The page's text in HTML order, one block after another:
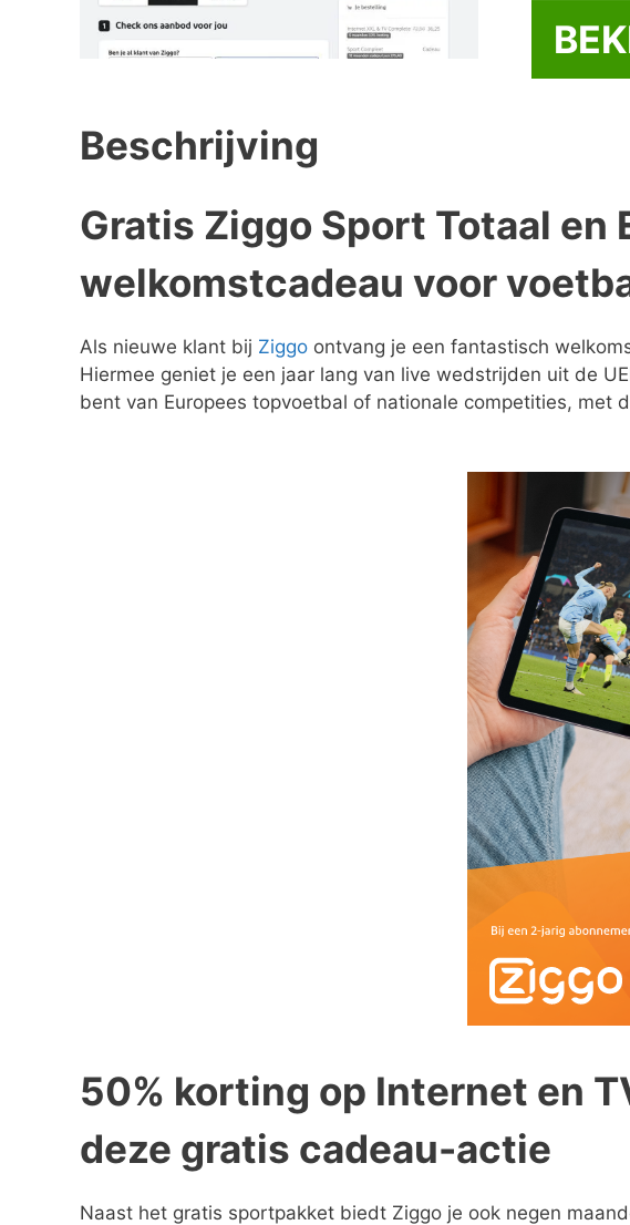
Beschrijving
Gratis Ziggo Sport Totaal en
welkomstcadeau voor
Als nieuwe klant bij Ziggo ontvang je een fantastisch
Hiermee geniet je een jaar lang van live wedstrijden uit de
bent van Europees topvoetbal of nationale competities, met
50% korting op Internet en
deze gratis cadeau-actie
Naast het gratis sportpakket biedt Ziggo je ook negen